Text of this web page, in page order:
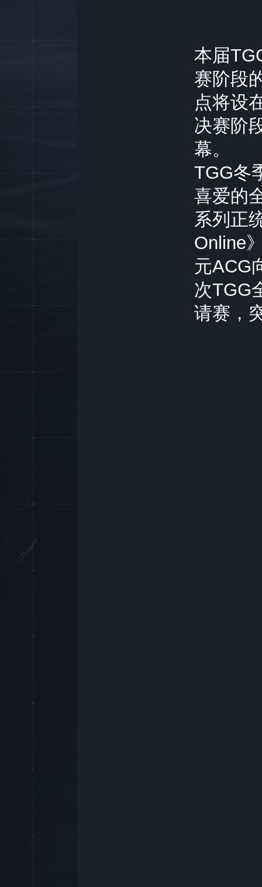
本届
赛阶段
点将设
决赛阶
幕。
TGG冬
喜爱的
系列正
Online
元ACG
次TGG
请赛，